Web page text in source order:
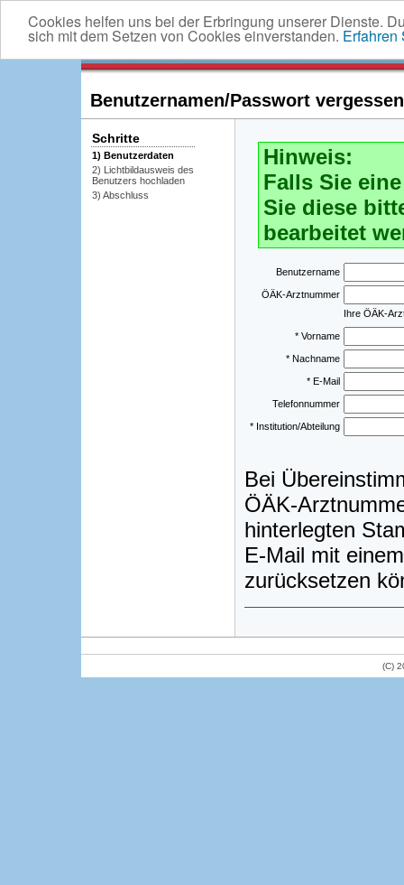
Cookies helfen uns bei der Erbringung unserer Dienste.
sich mit dem Setzen von Cookies einverstanden. Erfahren
Benutzernamen/Passwort
Schritte
1) Benutzerdaten
2) Lichtbildausweis des
Benutzers hochladen
3) Abschluss
Hinweis:
Falls Sie
Sie diese
bearbeitet
Benutzername
ÖÄK-Arztnummer
Ihre ÖÄK-
* Vorname
* Nachname
* E-Mail
Telefonnummer
* Institution/Abteilung
Bei
ÖÄK-
hinterlegten
E-Mail mit
zurücksetzen
(C)